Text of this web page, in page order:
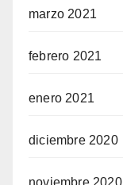
marzo 2021
febrero 2021
enero 2021
diciembre 2020